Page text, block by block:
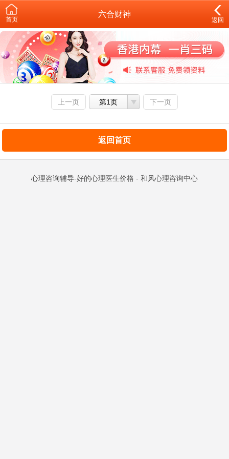
首页
六合财神
返回
上一页 第1页 下一页
返回首页
心理咨询辅导-好的心理医生价格 - 和风心理咨询中心